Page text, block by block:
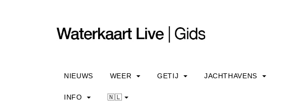
NIEUWS WEER GETIJ JACHTHAVENS
INFO 🇳🇱